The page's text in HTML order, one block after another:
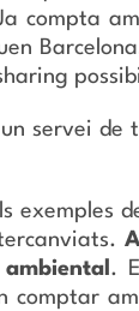
compta
servei
exemples
.